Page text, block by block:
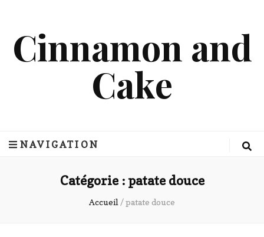
Cinnamon and
Cake
NAVIGATION
Catégorie :patate douce
Accueil /patate douce